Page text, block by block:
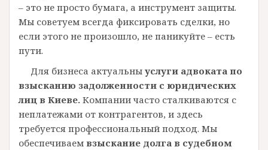
– это не просто бумага, а инструмент защиты.
Мы советуем всегда фиксировать сделки, но
если этого не произошло, не паникуйте – есть
пути.
Для бизнеса актуальны услуги адвоката по
взысканию задолженности с юридических
лиц в Киеве. Компании часто сталкиваются с
неплатежами от контрагентов, и здесь
требуется профессиональный подход. Мы
обеспечиваем взыскание долга в судебном